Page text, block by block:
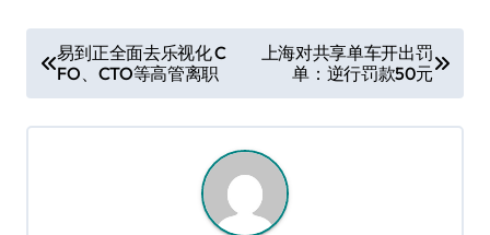
章
导
易到正全面去乐视化 C
FO、CTO等高管离职
上海对共享单车开出罚
单：逆行罚款50元